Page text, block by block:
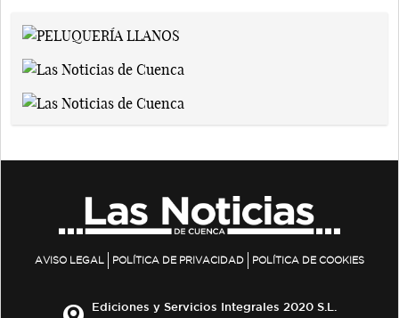
AVISO LEGAL POLÍTICA DE PRIVACIDAD POLÍTICA DE COOKIES
Ediciones y Servicios Integrales 2020 S.L.